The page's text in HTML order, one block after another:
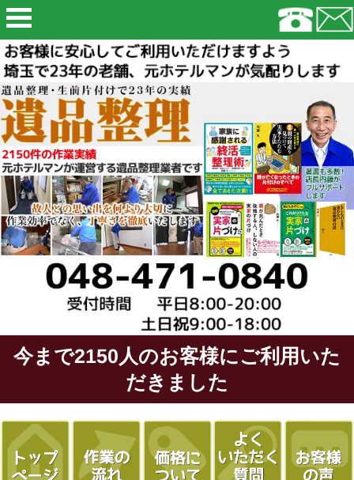
今まで2150人のお客様にご利用いた
だきました